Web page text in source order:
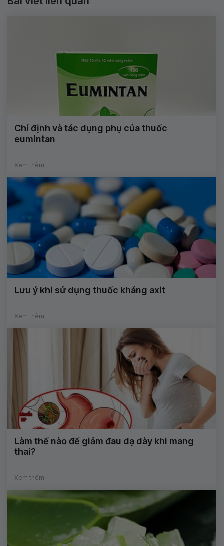
Chỉ định và tác dụng phụ của thuốc
eumintan
Xem thêm
Lưu ý khi sử dụng thuốc kháng axit
Xem thêm
Làm thế nào để giảm đau dạ dày khi mang
thai?
Xem thêm